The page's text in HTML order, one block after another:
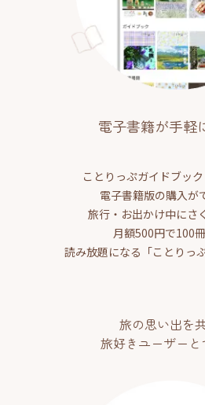
電子書籍が手軽
ことりっぷガイドブッ
電子書籍版の購入が
旅行・お出かけ中にさ
月額500円で100
読み放題になる「ことりっ
旅の思い出を共
旅好きユーザーと